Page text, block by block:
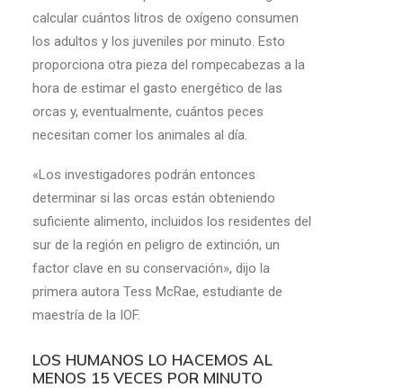
calcular cuántos litros de oxígeno consumen
los adultos y los juveniles por minuto. Esto
proporciona otra pieza del rompecabezas a la
hora de estimar el gasto energético de las
orcas y, eventualmente, cuántos peces
necesitan comer los animales al día.
«Los investigadores podrán entonces
determinar si las orcas están obteniendo
suficiente alimento, incluidos los residentes del
sur de la región en peligro de extinción, un
factor clave en su conservación», dijo la
primera autora Tess McRae, estudiante de
maestría de la IOF.
LOS HUMANOS LO HACEMOS AL
MENOS 15 VECES POR MINUTO